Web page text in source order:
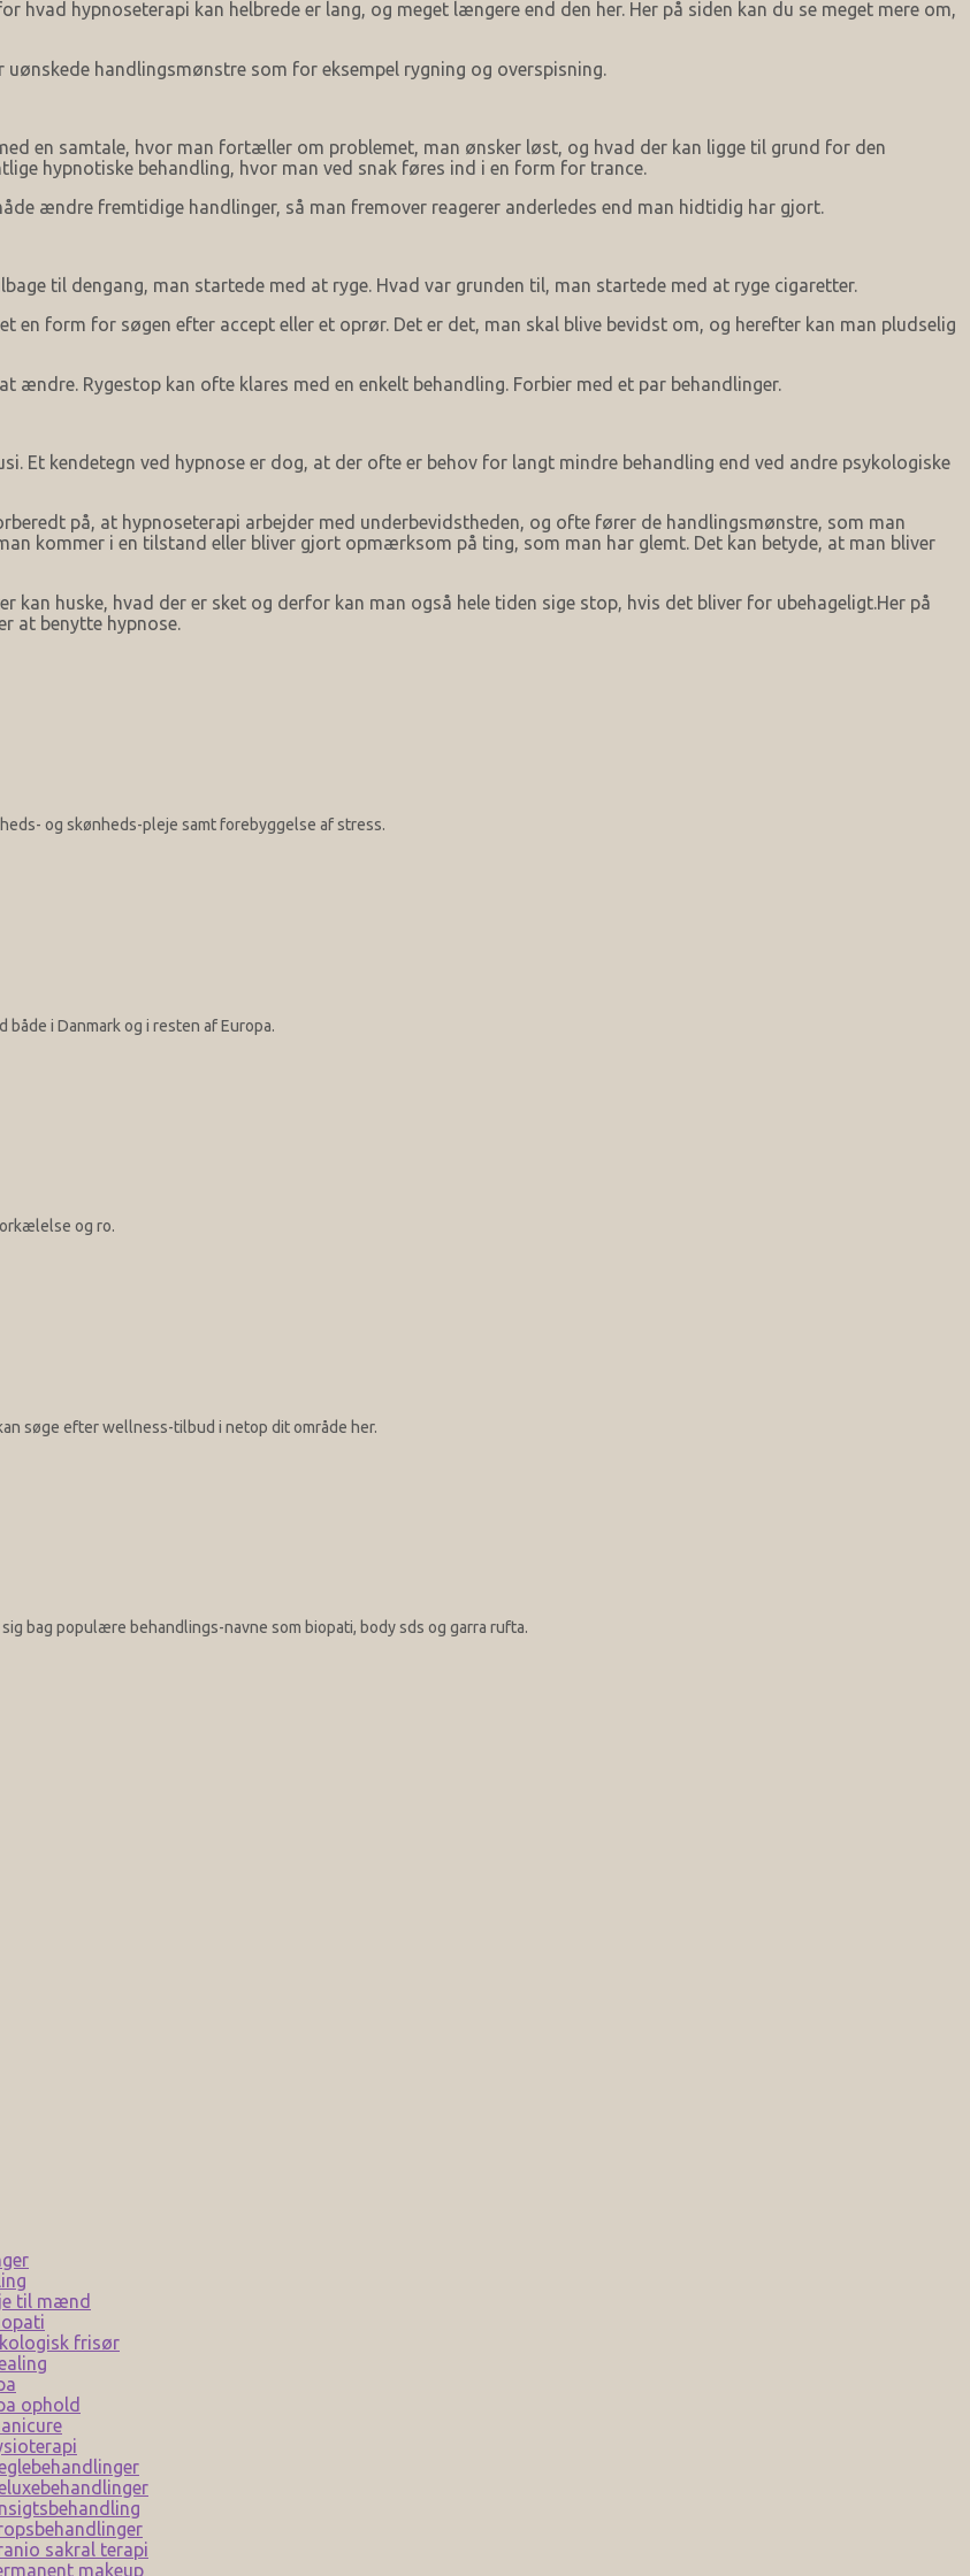
hypnoseterapi kan helbrede er lang, og meget længere end den her. Her på siden kan du se meget mere om,
handlingsmønstre som for eksempel rygning og overspisning.
en samtale, hvor man fortæller om problemet, man ønsker løst, og hvad der kan ligge til grund for den
hypnotiske behandling, hvor man ved snak føres ind i en form for trance.
ændre fremtidige handlinger, så man fremover reagerer anderledes end man hidtidig har gjort.
til dengang, man startede med at ryge. Hvad var grunden til, man startede med at ryge cigaretter.
form for søgen efter accept eller et oprør. Det er det, man skal blive bevidst om, og herefter kan man pludselig
Rygestop kan ofte klares med en enkelt behandling. Forbier med et par behandlinger.
Et kendetegn ved hypnose er dog, at der ofte er behov for langt mindre behandling end ved andre psykologiske
på, at hypnoseterapi arbejder med underbevidstheden, og ofte fører de handlingsmønstre, som man
kommer i en tilstand eller bliver gjort opmærksom på ting, som man har glemt. Det kan betyde, at man bliver
huske, hvad der er sket og derfor kan man også hele tiden sige stop, hvis det bliver for ubehageligt.Her på
at benytte hypnose.
og skønheds-pleje samt forebyggelse af stress.
i Danmark og i resten af Europa.
og ro.
søge efter wellness-tilbud i netop dit område her.
bag populære behandlings-navne som biopati, body sds og garra rufta.
til mænd
frisør
ophold
sakral terapi
makeup